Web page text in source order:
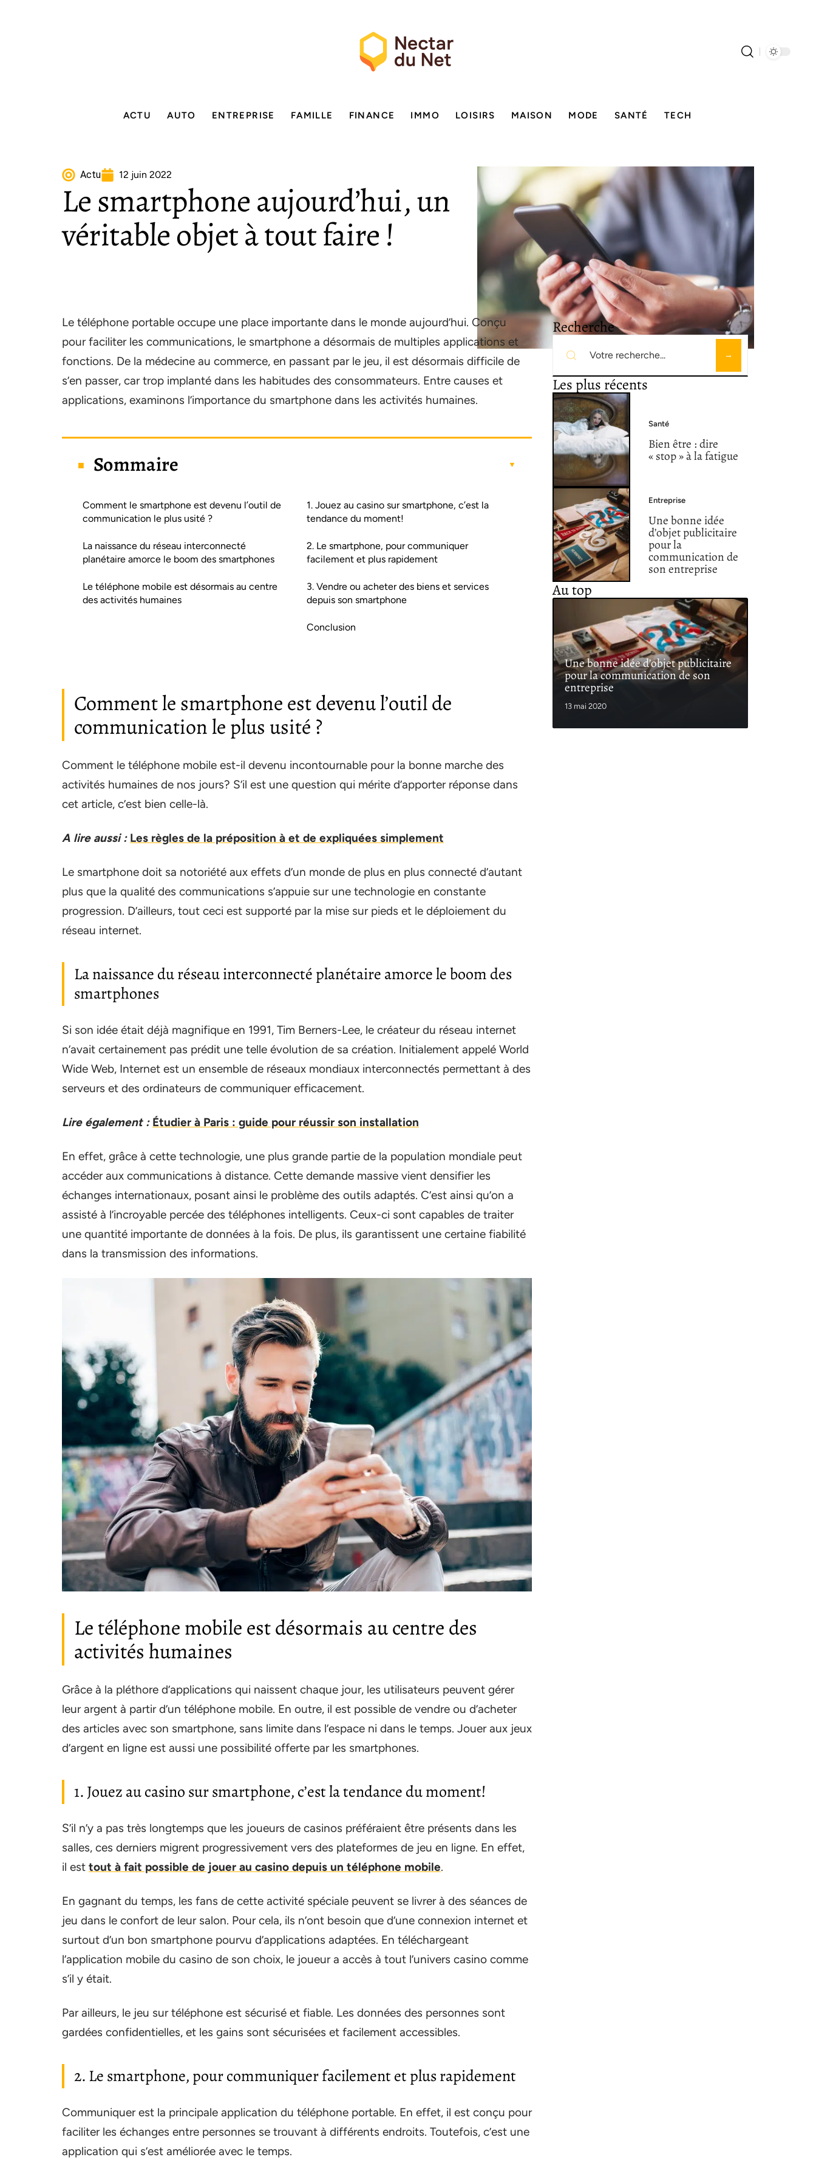
ACTU AUTO ENTREPRISE FAMILLE FINANCE IMMO LOISIRS MAISON MODE SANTÉ TECH
Actu 12 juin 2022
Le smartphone aujourd’hui, un
véritable objet à tout faire !
Le téléphone portable occupe une place importante dans le monde aujourd’hui. Conçu
pour faciliter les communications, le smartphone a désormais de multiples applications et
fonctions. De la médecine au commerce, en passant par le jeu, il est désormais difficile de
s’en passer, car trop implanté dans les habitudes des consommateurs. Entre causes et
applications, examinons l’importance du smartphone dans les activités humaines.
Sommaire
Comment le smartphone est devenu l’outil de
communication le plus usité ?
La naissance du réseau interconnecté
planétaire amorce le boom des smartphones
Le téléphone mobile est désormais au centre
des activités humaines
1. Jouez au casino sur smartphone, c’est la
tendance du moment!
2. Le smartphone, pour communiquer
facilement et plus rapidement
3. Vendre ou acheter des biens et services
depuis son smartphone
Conclusion
Comment le smartphone est devenu l’outil de
communication le plus usité ?
Comment le téléphone mobile est-il devenu incontournable pour la bonne marche des
activités humaines de nos jours? S’il est une question qui mérite d’apporter réponse dans
cet article, c’est bien celle-là.
A lire aussi : Les règles de la préposition à et de expliquées simplement
Le smartphone doit sa notoriété aux effets d’un monde de plus en plus connecté d’autant
plus que la qualité des communications s’appuie sur une technologie en constante
progression. D’ailleurs, tout ceci est supporté par la mise sur pieds et le déploiement du
réseau internet.
La naissance du réseau interconnecté planétaire amorce le boom des
smartphones
Si son idée était déjà magnifique en 1991, Tim Berners-Lee, le créateur du réseau internet
n’avait certainement pas prédit une telle évolution de sa création. Initialement appelé World
Wide Web, Internet est un ensemble de réseaux mondiaux interconnectés permettant à des
serveurs et des ordinateurs de communiquer efficacement.
Lire également : Étudier à Paris : guide pour réussir son installation
En effet, grâce à cette technologie, une plus grande partie de la population mondiale peut
accéder aux communications à distance. Cette demande massive vient densifier les
échanges internationaux, posant ainsi le problème des outils adaptés. C’est ainsi qu’on a
assisté à l’incroyable percée des téléphones intelligents. Ceux-ci sont capables de traiter
une quantité importante de données à la fois. De plus, ils garantissent une certaine fiabilité
dans la transmission des informations.
Le téléphone mobile est désormais au centre des
activités humaines
Grâce à la pléthore d’applications qui naissent chaque jour, les utilisateurs peuvent gérer
leur argent à partir d’un téléphone mobile. En outre, il est possible de vendre ou d’acheter
des articles avec son smartphone, sans limite dans l’espace ni dans le temps. Jouer aux jeux
d’argent en ligne est aussi une possibilité offerte par les smartphones.
1. Jouez au casino sur smartphone, c’est la tendance du moment!
S’il n’y a pas très longtemps que les joueurs de casinos préféraient être présents dans les
salles, ces derniers migrent progressivement vers des plateformes de jeu en ligne. En effet,
il est tout à fait possible de jouer au casino depuis un téléphone mobile.
En gagnant du temps, les fans de cette activité spéciale peuvent se livrer à des séances de
jeu dans le confort de leur salon. Pour cela, ils n’ont besoin que d’une connexion internet et
surtout d’un bon smartphone pourvu d’applications adaptées. En téléchargeant
l’application mobile du casino de son choix, le joueur a accès à tout l’univers casino comme
s’il y était.
Par ailleurs, le jeu sur téléphone est sécurisé et fiable. Les données des personnes sont
gardées confidentielles, et les gains sont sécurisées et facilement accessibles.
2. Le smartphone, pour communiquer facilement et plus rapidement
Communiquer est la principale application du téléphone portable. En effet, il est conçu pour
faciliter les échanges entre personnes se trouvant à différents endroits. Toutefois, c’est une
application qui s’est améliorée avec le temps.
Recherche
Les plus récents
Santé
Bien être : dire
« stop » à la fatigue
Entreprise
Une bonne idée
d’objet publicitaire
pour la
communication de
son entreprise
Au top
Une bonne idée d’objet publicitaire
pour la communication de son
entreprise
13 mai 2020